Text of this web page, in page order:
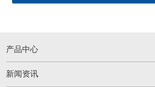
产品中心
新闻资讯